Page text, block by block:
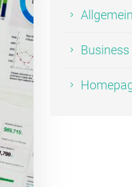
Allgemein
Business